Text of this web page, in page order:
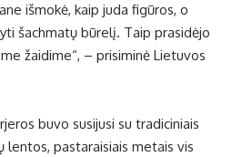
išmokė, kaip juda figūros, o
šachmatų būrelį. Taip prasidėjo
žaidime“, – prisiminė Lietuvos
buvo susijusi su tradiciniais
lentos, pastaraisiais metais vis